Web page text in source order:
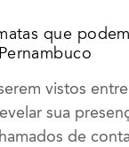
que
vistos
sua
de